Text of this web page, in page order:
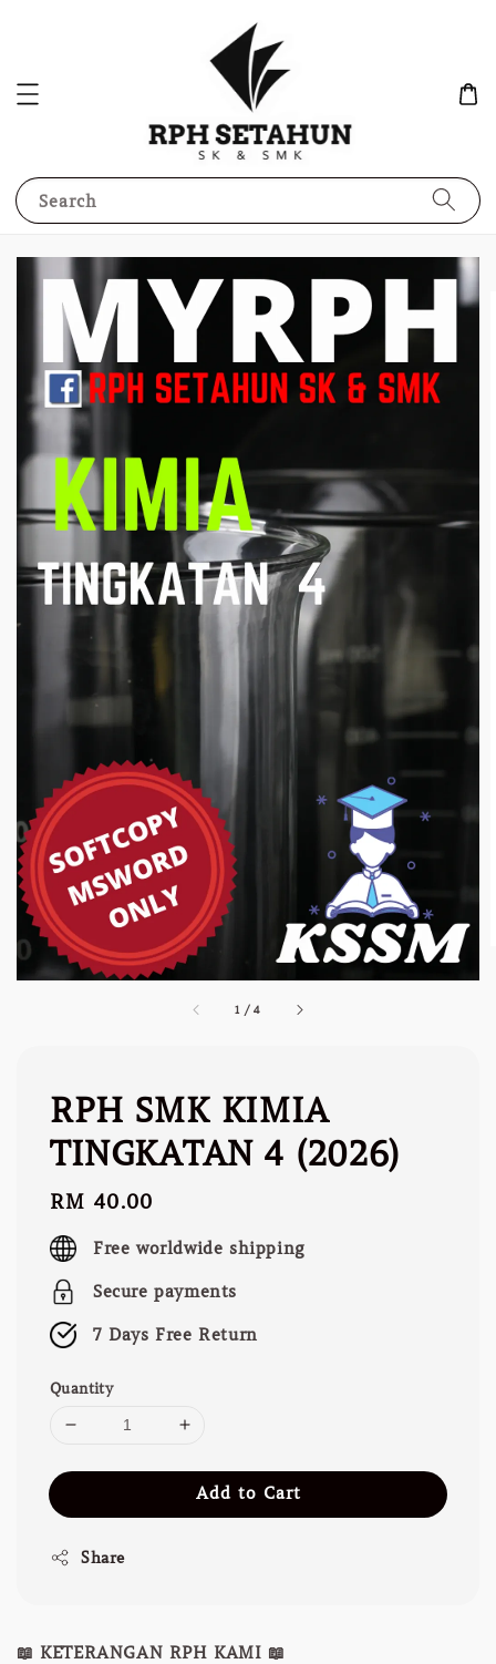
Search
1 /4
RPH SMK KIMIA
TINGKATAN 4 (2026)
Regular
price
RM 40.00
Free worldwide shipping
Secure payments
7 Days Free Return
Quantity
Add to Cart
Share
📖 KETERANGAN RPH KAMI 📖